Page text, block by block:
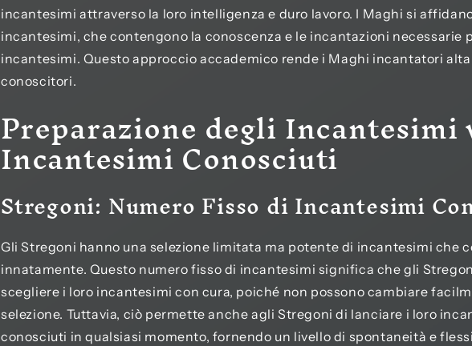
incantesimi attraverso la loro intelligenza e duro lavoro. I Maghi si
incantesimi, che contengono la conoscenza e le incantazioni necessarie
incantesimi. Questo approccio accademico rende i Maghi incantatori
conoscitori.
Preparazione degli Incantesimi
Incantesimi Conosciuti
Stregoni: Numero Fisso di Incantesimi
Gli Stregoni hanno una selezione limitata ma potente di incantesimi che
innatamente. Questo numero fisso di incantesimi significa che gli
scegliere i loro incantesimi con cura, poiché non possono cambiare
selezione. Tuttavia, ciò permette anche agli Stregoni di lanciare i loro
conosciuti in qualsiasi momento, fornendo un livello di spontaneità e